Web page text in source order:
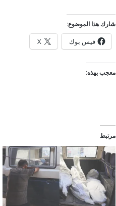
شارك هذا الموضوع:
فيس بوك X
معجب بهذه:
مرتبط